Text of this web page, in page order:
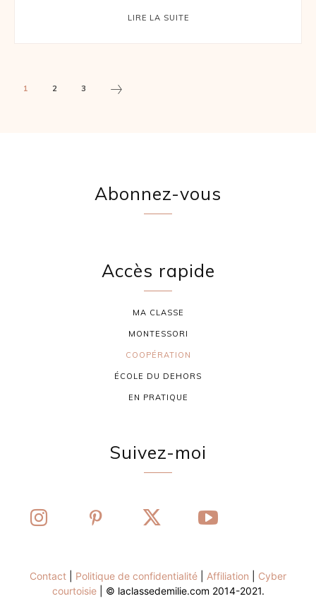
LIRE LA SUITE
1 2 3
Abonnez-vous
Accès rapide
MA CLASSE
MONTESSORI
COOPÉRATION
ÉCOLE DU DEHORS
EN PRATIQUE
Suivez-moi
Contact Politique de confidentialité Affiliation
Cyber
courtoisie| © laclassedemilie.com 2014-2021.